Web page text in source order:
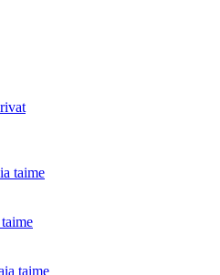
taime
taime